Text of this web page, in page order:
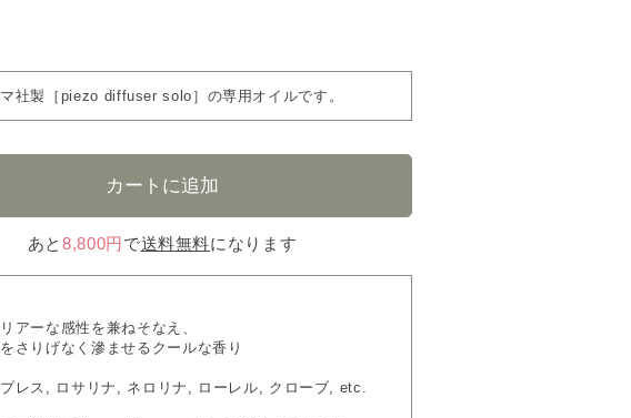
社製［piezo diffuser solo］の専用オイルです。
あと8,800円 で送料無料になります
アーな感性を兼ねそなえ、
さりげなく滲ませるクールな香り
レス, ロサリナ, ネロリナ, ローレル, クローブ, etc.